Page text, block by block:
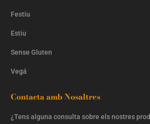
Festiu
Estiu
Sense Gluten
Vegá
Contacta amb Nosaltres
¿Tens alguna consulta sobre els nostres